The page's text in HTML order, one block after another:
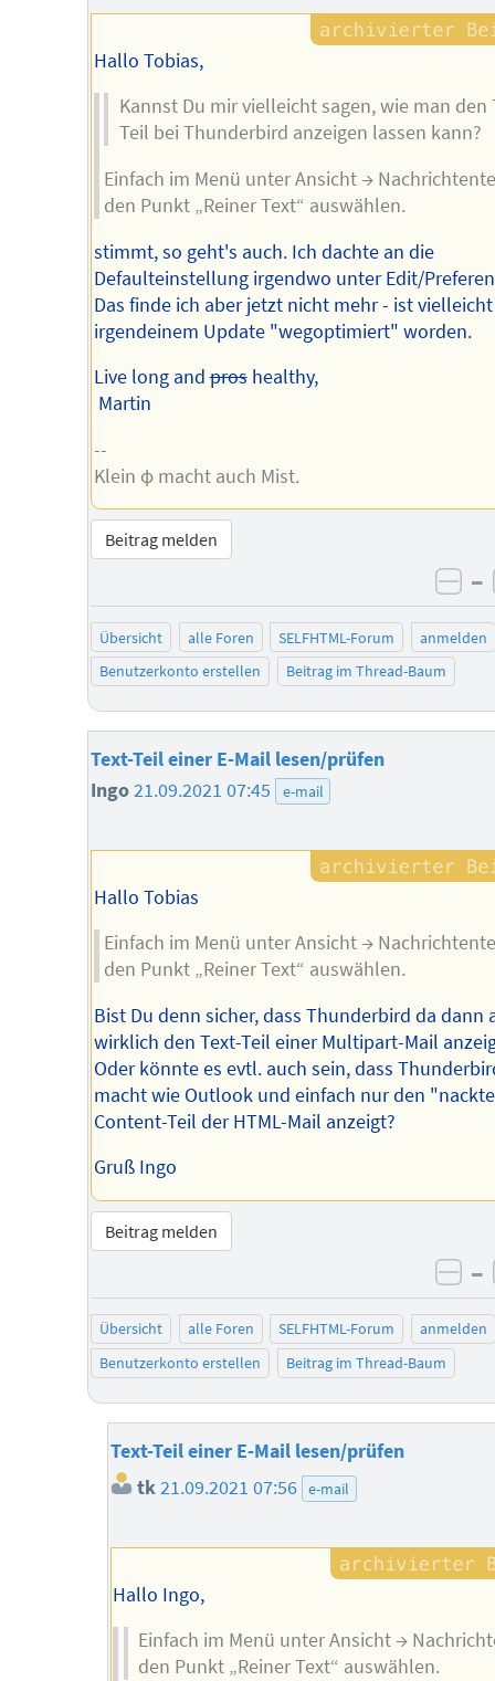
Hallo Tobias,
Kannst Du mir vielleicht sagen, wie man den
Teil bei Thunderbird anzeigen lassen kann?
Einfach im Menü unter Ansicht →
den Punkt „Reiner Text“ auswählen.
stimmt, so geht's auch. Ich dachte an die
Defaulteinstellung irgendwo unter Edit/
Das finde ich aber jetzt nicht mehr - ist
irgendeinem Update "wegoptimiert" worden.
Live long andproshealthy,
Martin
--
Klein φ macht auch Mist.
Beitrag melden
–
Übersicht alle Foren SELFHTML-Forum
anmelden
Benutzerkonto erstellen
Beitrag im Thread-Baum
Text-Teil einer E-Mail lesen/prüfen
Ingo21.09.2021 07:45 e-mail
Hallo Tobias
Einfach im Menü unter Ansicht →
den Punkt „Reiner Text“ auswählen.
Bist Du denn sicher, dass Thunderbird da dann
wirklich den Text-Teil einer Multipart-Mail
Oder könnte es evtl. auch sein, dass
macht wie Outlook und einfach nur den
Content-Teil der HTML-Mail anzeigt?
Gruß Ingo
Beitrag melden
–
Übersicht alle Foren SELFHTML-Forum
anmelden
Benutzerkonto erstellen
Beitrag im Thread-Baum
Text-Teil einer E-Mail lesen/prüfen
tk 21.09.2021 07:56 e-mail
Hallo Ingo,
Einfach im Menü unter Ansicht →
den Punkt „Reiner Text“ auswählen.